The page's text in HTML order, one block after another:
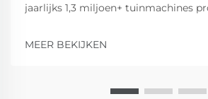
jaarlijks 1,3 miljoen+ tuinmachines
meer. Neem kennis van onze
MEER BEKIJKEN